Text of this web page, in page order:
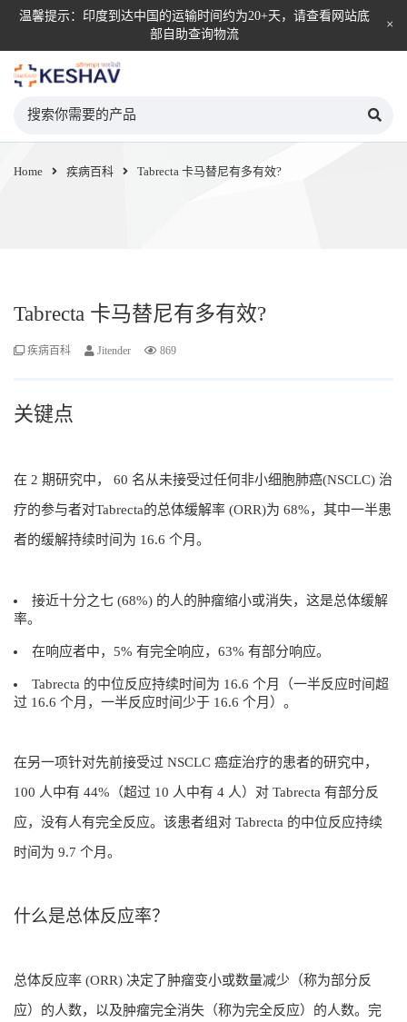
温馨提示：印度到达中国的运输时间约为20+天，请查看网站底
部自助查询物流
Home 疾病百科 Tabrecta 卡马替尼有多有效?
Tabrecta 卡马替尼有多有效?
疾病百科 Jitender 869
关键点
在 2 期研究中， 60 名从未接受过任何非小细胞肺癌(NSCLC) 治
疗的参与者对Tabrecta的总体缓解率 (ORR)为 68%，其中一半患
者的缓解持续时间为 16.6 个月。
接近十分之七 (68%) 的人的肿瘤缩小或消失，这是总体缓解
率。
在响应者中，5% 有完全响应，63% 有部分响应。
Tabrecta 的中位反应持续时间为 16.6 个月（一半反应时间超
过 16.6 个月，一半反应时间少于 16.6 个月）。
在另一项针对先前接受过 NSCLC 癌症治疗的患者的研究中，
100 人中有 44%（超过 10 人中有 4 人）对 Tabrecta 有部分反
应，没有人有完全反应。该患者组对 Tabrecta 的中位反应持续
时间为 9.7 个月。
什么是总体反应率？
总体反应率 (ORR) 决定了肿瘤变小或数量减少（称为部分反
应）的人数，以及肿瘤完全消失（称为完全反应）的人数。完